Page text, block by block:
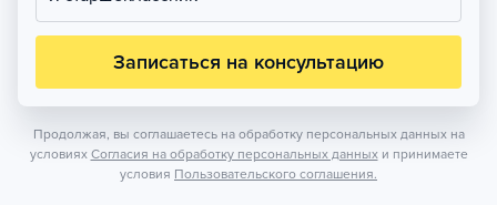
Записаться на консультацию
Продолжая, вы соглашаетесь на обработку персональных данных на
условиях Согласия на обработку персональных данных и принимаете
условия Пользовательского соглашения.